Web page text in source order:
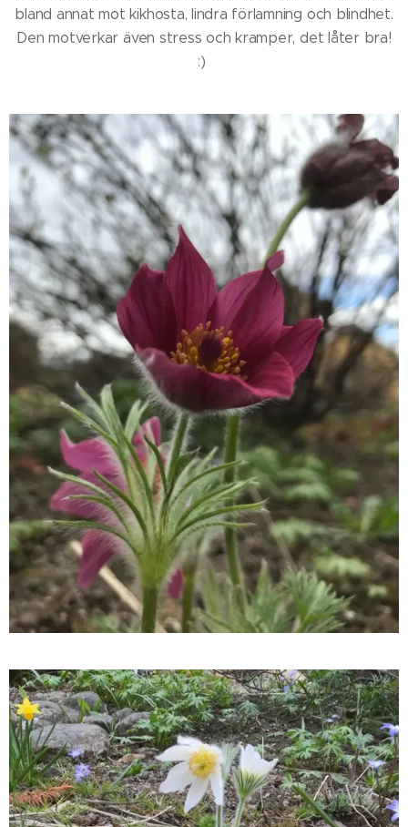
bland annat mot kikhosta, lindra förlamning och blindhet.
Den motverkar även stress och kramper, det låter bra!
:)